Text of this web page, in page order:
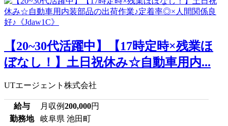
【20~30代活躍中】【17時定時×残業ほ
ぼなし！】土日祝休み☆自動車用内...
UTエージェント株式会社
給与 月収例200,000円
勤務地
岐阜県 池田町